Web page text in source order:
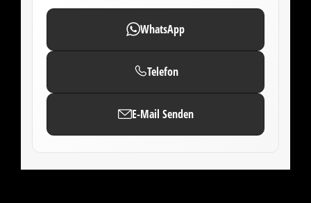
WhatsApp
Telefon
E-Mail Senden